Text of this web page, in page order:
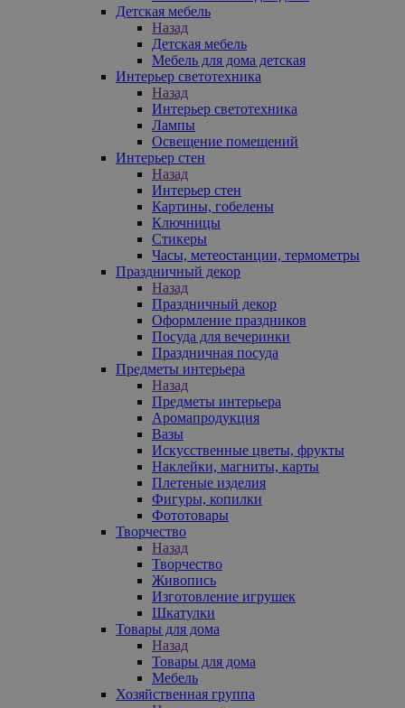
Детская мебель
Назад
Детская мебель
Мебель для дома детская
Интерьер светотехника
Назад
Интерьер светотехника
Лампы
Освещение помещений
Интерьер стен
Назад
Интерьер стен
Картины, гобелены
Ключницы
Стикеры
Часы, метеостанции, термометры
Праздничный декор
Назад
Праздничный декор
Оформление праздников
Посуда для вечеринки
Праздничная посуда
Предметы интерьера
Назад
Предметы интерьера
Аромапродукция
Вазы
Искусственные цветы, фрукты
Наклейки, магниты, карты
Плетеные изделия
Фигуры, копилки
Фототовары
Творчество
Назад
Творчество
Живопись
Изготовление игрушек
Шкатулки
Товары для дома
Назад
Товары для дома
Мебель
Хозяйственная группа